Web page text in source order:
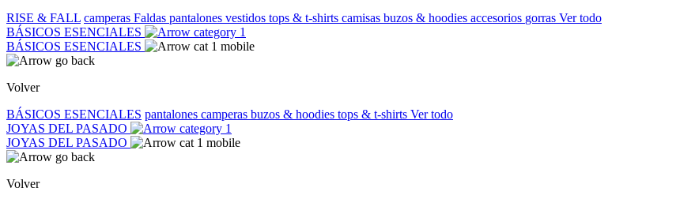
RISE & FALL camperas Faldas pantalones vestidos tops & t-shirts camisas buzos & hoodies accesorios gorras Ver todo
BÁSICOS ESENCIALES
BÁSICOS ESENCIALES
Volver
BÁSICOS ESENCIALES pantalones camperas buzos & hoodies tops & t-shirts Ver todo
JOYAS DEL PASADO
JOYAS DEL PASADO
Volver